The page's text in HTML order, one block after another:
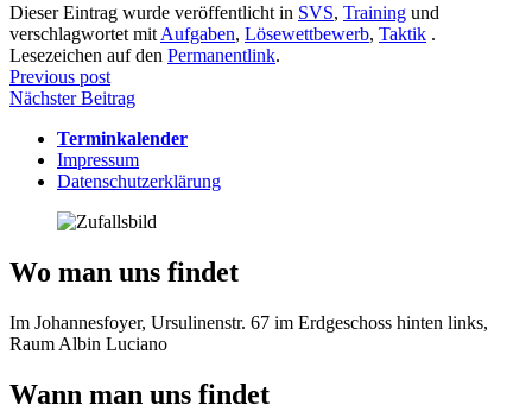
Dieser Eintrag wurde veröffentlicht in SVS, Training und
verschlagwortet mit Aufgaben, Lösewettbewerb, Taktik .
Lesezeichen auf den Permanentlink.
Beitragsnavigation
Previous post
Nächster Beitrag
Terminkalender
Impressum
Datenschutzerklärung
Wo man uns findet
Im Johannesfoyer, Ursulinenstr. 67 im Erdgeschoss hinten links,
Raum Albin Luciano
Wann man uns findet